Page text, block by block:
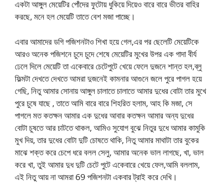
একটা আঙ্গুল মেয়েটির পোঁদের ফুটোয় ধুকিয়ে দিয়েও বারে বারে ভীতর বাহির
করছে, মনে হল মেয়েটি তাতে বেশ মজা পাচ্ছে।
এবার আমাদের ডগি পজিশনটাও শিখা হয়ে গেল,এর পর ছেলেটি মেয়েটিকে
আরও অনেক পজিশনে চুদে চুদে শেষে মেয়েটির মুখের উপর এক গাদা বীর্য
ঢেলে দিলে মেয়েটি তা একেবারে চেটেপুটে খেয়ে ফেলে দুজনে শান্ত হল,ব্লু
ফিল্মটা দেখতে দেখতে আমরা দুজনেই কামনার আগুনে জলে পুরে পাগল হয়ে
গেছি, নিতু আমার সোনায় আঙ্গুল চালাতে চালাতে আমার দুধের বোটা তার মুখে
পুরে চুষে যাছে , তাতে আমি বারে বারে শিহরিত হলাম, আহ কি মজা, সে
পাগলে মত কতক্ষন আমার এক দুধের আবার কতক্ষন আমার অন্য দুধের
বোটা চুষতে আর চাটতে থাকল, আমিও সুযোগ বুঝে নিতুর দুধে আমার কামুকি
মুখ দিয়, তার দুধের বোটা দুটি চোষতে থাকি, নিতু আমার মাথাটা তার বুকের
মাঝে শক্ত করে চেপে ধরে বলল সেলু, আমার অনেক ভাল লাগছে, খা, ভাল
করে খা, তুই আমার দুধ দুটি চেটে পুটে একেবারে খেয়ে ফেল,আমি বললাম,
এই নিতু আয় না আমরা 69 পজিশনটা একবার ট্রাই করে দেখি।